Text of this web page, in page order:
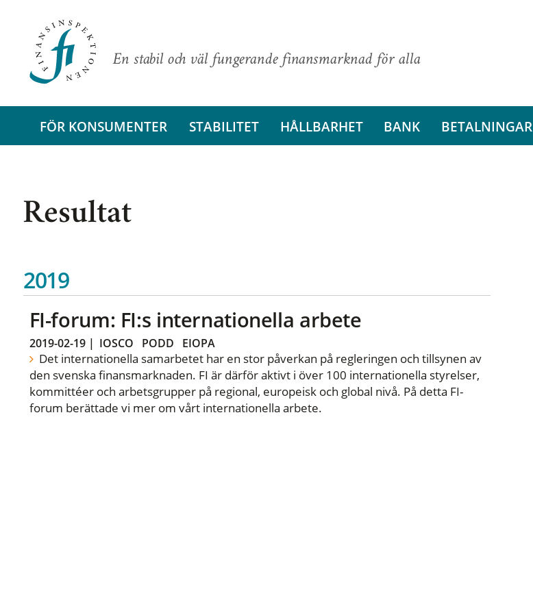
En stabil och väl fungerande finansmarknad för alla
FÖR KONSUMENTER STABILITET HÅLLBARHET BANK BETALNINGAR
Resultat
2019
FI-forum: FI:s internationella arbete
2019-02-19| IOSCO PODD EIOPA
Det internationella samarbetet har en stor påverkan på regleringen och tillsynen av
den svenska finansmarknaden. FI är därför aktivt i över 100 internationella styrelser,
kommittéer och arbetsgrupper på regional, europeisk och global nivå. På detta FI-
forum berättade vi mer om vårt internationella arbete.